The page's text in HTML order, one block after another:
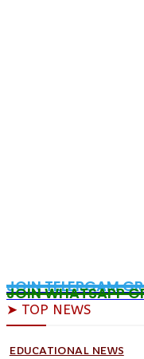
JOIN TELERGAM
JOIN WHATSAPP
➤ TOP NEWS
EDUCATIONAL NEWS